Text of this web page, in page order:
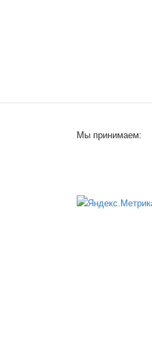
Мы принимаем: